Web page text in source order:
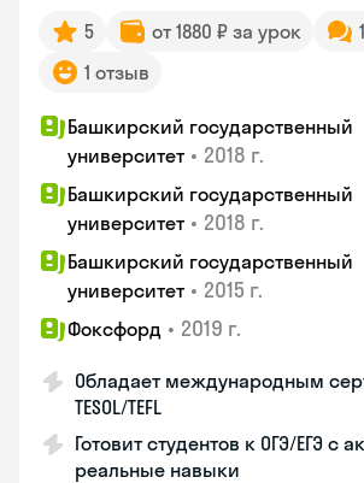
5 от 1880 ₽ за урок
1 отзыв
Башкирский государственный
университет • 2018 г.
Башкирский государственный
университет • 2018 г.
Башкирский государственный
университет • 2015 г.
Фоксфорд • 2019 г.
Обладает международным
TESOL/TEFL
Готовит студентов к ОГЭ/ЕГЭ с
реальные навыки